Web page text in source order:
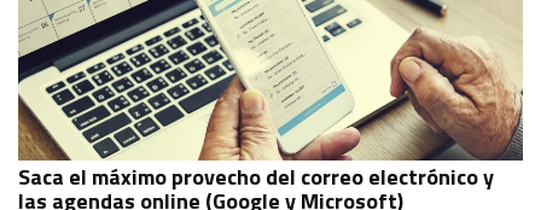
Saca el máximo provecho del correo electrónico y
las agendas online (Google y Microsoft)